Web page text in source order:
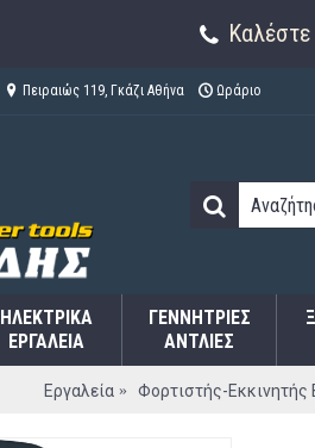
Καλέστε
Πειραιώς 119, Γκάζι Αθήνα Ωράριο
ΗΛΕΚΤΡΙΚΆ
ΕΡΓΑΛΕΊΑ
ΓΕΝΝΉΤΡΙΕΣ
ΑΝΤΛΊΕΣ
Εργαλεία Φορτιστής-Εκκινητής